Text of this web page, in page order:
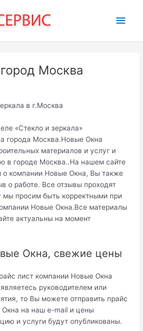
Москва
в г.Москва
«Стекло и зеркала»
города Москва.Новые Окна
материалов и услуг и
в городе Москва..На нашем сайте
о компании Новые Окна, Вы также
о работе. Все отзывы проходят
просим быть корректными при
Новые Окна.Все материалы
актуальны на момент
Окна, свежие цены
лист компании Новые Окна
руководителем или
то Вы можете отправить прайс
на наш e-mail и цены
и услуги будут опубликованы.